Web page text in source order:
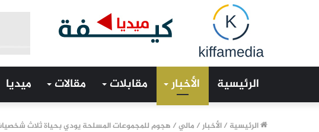
الرئيسية الأخبار مقابلات مقالات ميديا
الرئيسية /الأخبار/ مالي / هجوم للمجموعات المسلحة يودي بحياة ثلاث